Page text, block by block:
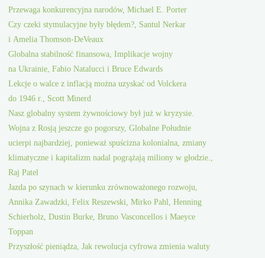
Przewaga konkurencyjna narodów, Michael E. Porter
Czy czeki stymulacyjne były błędem?, Santul Nerkar
i Amelia Thomson-DeVeaux
Globalna stabilność finansowa, Implikacje wojny
na Ukrainie, Fabio Natalucci i Bruce Edwards
Lekcje o walce z inflacją można uzyskać od Volckera
do 1946 r., Scott Minerd
Nasz globalny system żywnościowy był już w kryzysie.
Wojna z Rosją jeszcze go pogorszy, Globalne Południe
ucierpi najbardziej, ponieważ spuścizna kolonialna, zmiany
klimatyczne i kapitalizm nadal pogrążają miliony w głodzie.,
Raj Patel
Jazda po szynach w kierunku zrównoważonego rozwoju,
Annika Zawadzki, Felix Reszewski, Mirko Pahl, Henning
Schierholz, Dustin Burke, Bruno Vasconcellos i Maeyce
Toppan
Przyszłość pieniądza, Jak rewolucja cyfrowa zmienia waluty